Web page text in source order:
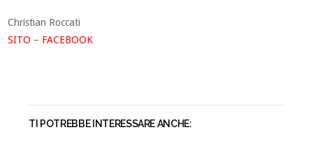
Christian Roccati
SITO – FACEBOOK
TI POTREBBE INTERESSARE ANCHE: